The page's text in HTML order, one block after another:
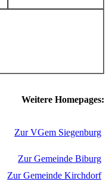
Weitere Homepages:
Zur VGem Siegenburg
Zur Gemeinde Biburg
Zur Gemeinde Kirchdorf